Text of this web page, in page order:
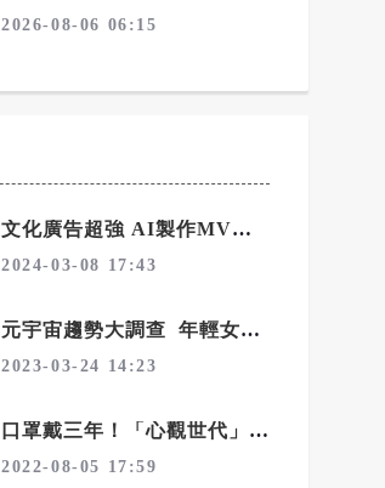
2026-08-06 06:15
文化廣告超強 AI製作MV《BOOM&SHINE》登場！
2024-03-08 17:43
元宇宙趨勢大調查 年輕女性是主力
2023-03-24 14:23
口罩戴三年！「心觀世代」不忍了，文化廣告號召IG濾鏡脫口罩
2022-08-05 17:59